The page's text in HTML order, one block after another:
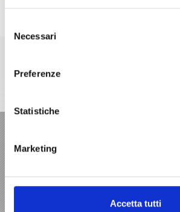
delNecessari
Preferenze
Statistiche
Marketing
Accetta tutti
ALLOGGI